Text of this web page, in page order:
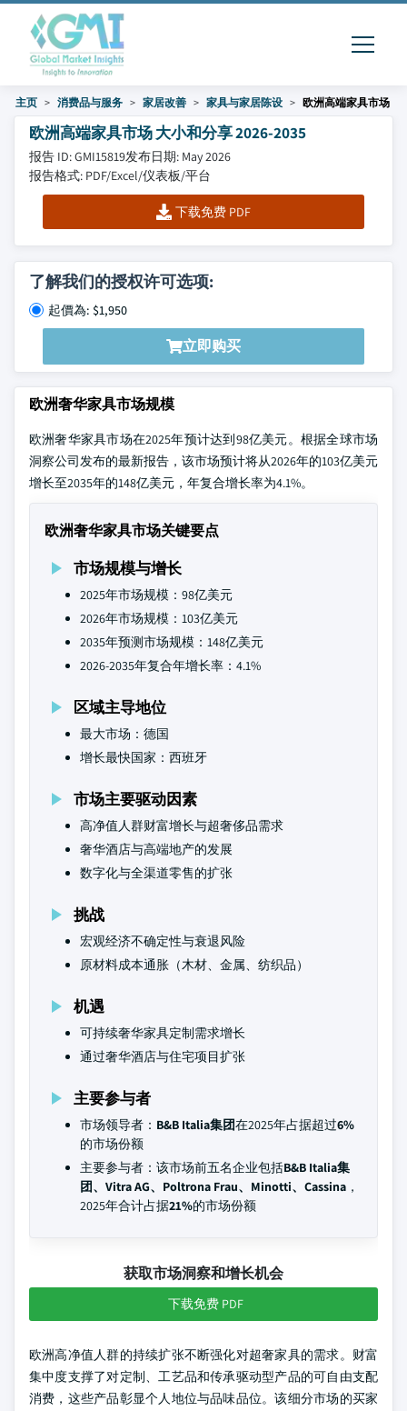
主页 消费品与服务 家居改善 家具与家居陈设 欧洲高端家具市场
欧洲高端家具市场 大小和分享 2026-2035
报告 ID: GMI15819发布日期: May 2026
报告格式: PDF/Excel/仪表板/平台
下载免费 PDF
了解我们的授权许可选项:
起價為: $1,950
立即购买
欧洲奢华家具市场规模
欧洲奢华家具市场在2025年预计达到98亿美元。根据全球市场
洞察公司发布的最新报告，该市场预计将从2026年的103亿美元
增长至2035年的148亿美元，年复合增长率为4.1%。
欧洲奢华家具市场关键要点
市场规模与增长
2025年市场规模：98亿美元
2026年市场规模：103亿美元
2035年预测市场规模：148亿美元
2026-2035年复合年增长率：4.1%
区域主导地位
最大市场：德国
增长最快国家：西班牙
市场主要驱动因素
高净值人群财富增长与超奢侈品需求
奢华酒店与高端地产的发展
数字化与全渠道零售的扩张
挑战
宏观经济不确定性与衰退风险
原材料成本通胀（木材、金属、纺织品）
机遇
可持续奢华家具定制需求增长
通过奢华酒店与住宅项目扩张
主要参与者
市场领导者： B&B Italia集团在2025年占据超过6%
的市场份额
主要参与者：该市场前五名企业包括B&B Italia集
团、Vitra AG、Poltrona Frau、Minotti、Cassina ，
2025年合计占据21%的市场份额
获取市场洞察和增长机会
下载免费 PDF
欧洲高净值人群的持续扩张不断强化对超奢家具的需求。财富
集中度支撑了对定制、工艺品和传承驱动型产品的可自由支配
消费，这些产品彰显个人地位与品味品位。该细分市场的买家